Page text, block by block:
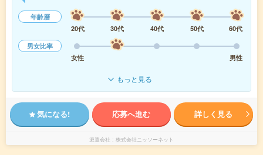
年齢層
20代
30代 40代 50代
60代
男女比率
女性
男性
もっと見る
気になる! 応募へ進む 詳しく見る
派遣会社 株式会社ニッソーネット